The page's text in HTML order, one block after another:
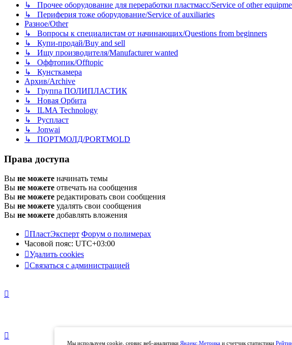
↳ Прочее оборудование для переработки пластмасс/Service of other
↳ Периферия тоже оборудование/Service of auxiliaries
Разное/Other
↳ Вопросы к специалистам от начинающих/Questions from beginners
↳ Купи-продай/Buy and sell
↳ Ищу производителя/Manufacturer wanted
↳ Оффтопик/Offtopic
↳ Кунсткамера
Архив/Archive
↳ Группа ПОЛИПЛАСТИК
↳ Новая Орбита
↳ ILMA Technology
↳ Руспласт
↳ Jonwai
↳ ПОРТМОЛД/PORTMOLD
Права доступа
Вы не можете начинать темы
Вы не можете отвечать на сообщения
Вы не можете редактировать свои сообщения
Вы не можете удалять свои сообщения
Вы не можете добавлять вложения
ПластЭксперт Форум о полимерах
Часовой пояс: UTC+03:00
Удалить cookies
Связаться с администрацией
Мы используем cookie, сервис веб-аналитики Яндекс.Метрика и счетчик статистики